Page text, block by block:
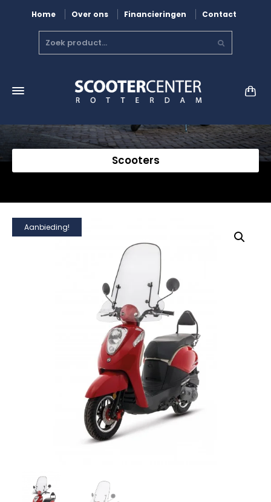
Home Over ons Financieringen Contact
Scooters
Aanbieding!